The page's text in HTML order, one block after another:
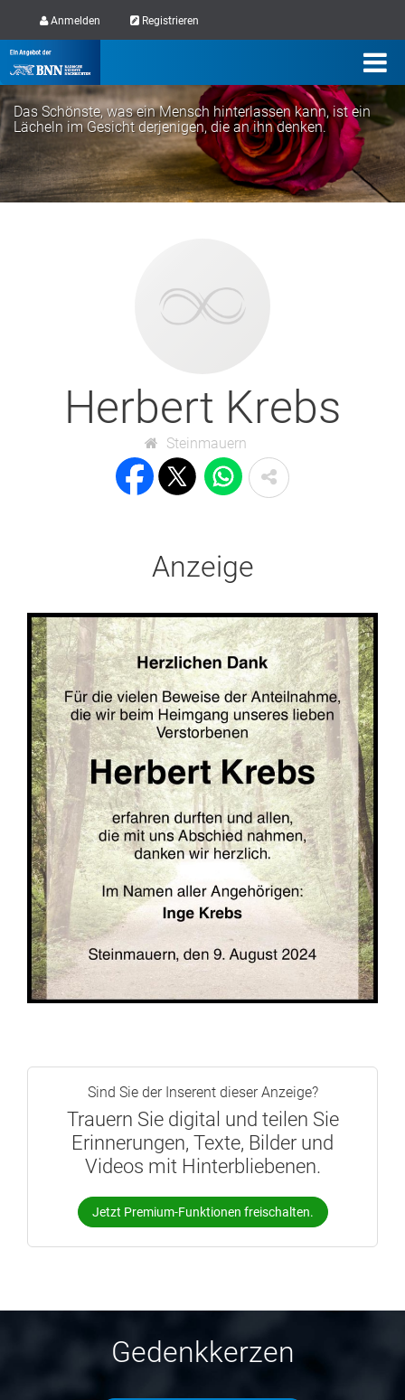
Anmelden Registrieren
Das Schönste, was ein Mensch hinterlassen kann, ist ein
Lächeln im Gesicht derjenigen, die an ihn denken.
Herbert Krebs
Steinmauern
Anzeige
Sind Sie der Inserent dieser Anzeige?
Trauern Sie digital und teilen Sie
Erinnerungen, Texte, Bilder und
Videos mit Hinterbliebenen.
Jetzt Premium-Funktionen freischalten.
Gedenkkerzen